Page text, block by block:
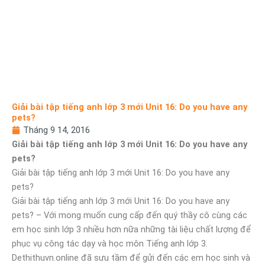
Giải bài tập tiếng anh lớp 3 mới Unit 16: Do you have any
pets?
Tháng 9 14, 2016
Giải bài tập tiếng anh lớp 3 mới Unit 16: Do you have any
pets?
Giải bài tập tiếng anh lớp 3 mới Unit 16: Do you have any
pets?
Giải bài tập tiếng anh lớp 3 mới Unit 16: Do you have any
pets? – Với mong muốn cung cấp đến quý thầy cô cùng các
em học sinh lớp 3 nhiều hơn nữa những tài liệu chất lượng để
phục vụ công tác dạy và học môn Tiếng anh lớp 3.
Dethithuvn.online đã sưu tầm để gửi đến các em học sinh và